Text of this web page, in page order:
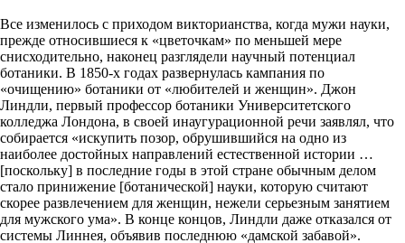
Все изменилось с приходом викторианства, когда мужи науки,
прежде относившиеся к «цветочкам» по меньшей мере
снисходительно, наконец разглядели научный потенциал
ботаники. В 1850-х годах развернулась кампания по
«очищению» ботаники от «любителей и женщин». Джон
Линдли, первый профессор ботаники Университетского
колледжа Лондона, в своей инаугурационной речи заявлял, что
собирается «искупить позор, обрушившийся на одно из
наиболее достойных направлений естественной истории …
[поскольку] в последние годы в этой стране обычным делом
стало принижение [ботанической] науки, которую считают
скорее развлечением для женщин, нежели серьезным занятием
для мужского ума». В конце концов, Линдли даже отказался от
системы Линнея, объявив последнюю «дамской забавой».